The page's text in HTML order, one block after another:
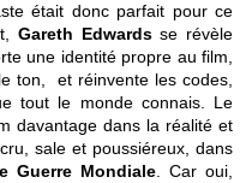
était donc parfait pour ce
Gareth Edwardsse révèle
une identité propre au film,
ton, et réinvente les codes,
tout le monde connais. Le
davantage dans la réalité et
sale et poussiéreux, dans
Guerre Mondiale . Car oui,